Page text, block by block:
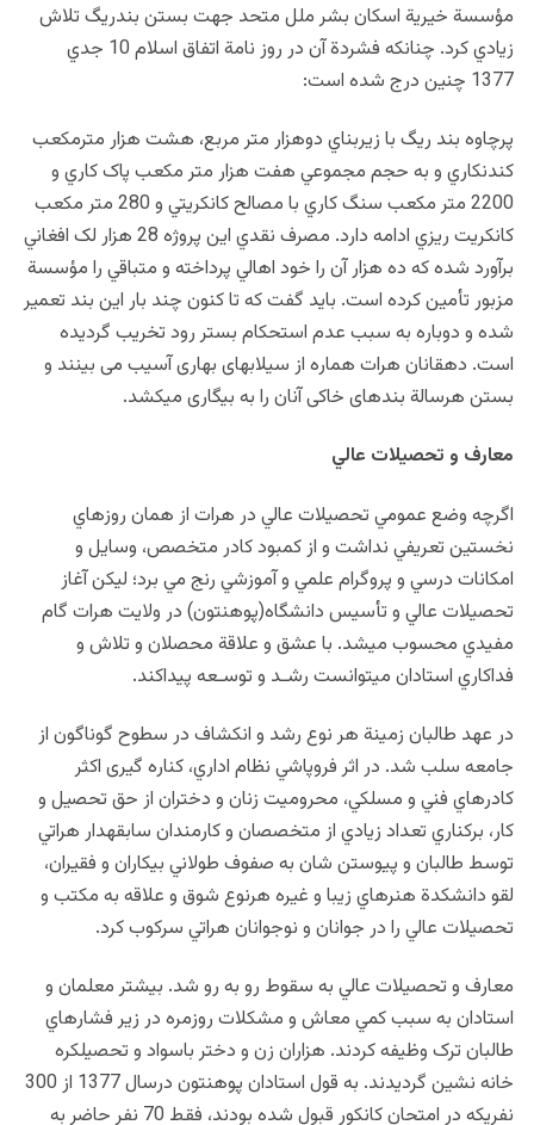
مؤسسة خيرية اسکان بشر ملل متحد جهت بستن بندريگ تلاش
زيادي کرد. چنان‏که فشردة آن در روز نامة اتفاق اسلام 10 جدي
1377 چنين درج شده است:
پرچاوه بند ريگ با زيربناي دوهزار متر مربع، هشت هزار مترمکعب
کندنکاري و به حجم مجموعي هفت هزار متر مکعب پاک کاري و
2200 متر مکعب سنگ کاري با مصالح کانکريتي و 280 متر مکعب
کانکريت ريزي ادامه دارد. مصرف نقدي اين پروژه 28 هزار لک افغاني
برآورد شده که ده هزار آن را خود اهالي پرداخته و متباقي را مؤسسة
مزبور تأمين کرده است. بايد گفت که تا کنون چند بار اين بند تعمير
شده و دوباره به سبب عدم استحکام بستر رود تخريب گرديده
است. دهقانان هرات هماره از سيلاب‏های بهاری آسيب می بينند و
بستن هرسالة بندهای خاکی آنان را به بيگاری می‏کشد.
معارف و تحصيلات عالي
اگرچه وضع عمومي تحصيلات عالي در هرات از همان روزهاي
نخستين تعريفي نداشت و از کمبود کادر متخصص، وسايل و
امکانات درسي و پروگرام علمي و آموزشي رنج مي‏ برد؛ ليکن آغاز
تحصيلات عالي و تأسيس دانشگاه(پوهنتون) در ولايت هرات گام
مفيدي محسوب می‏شد. با عشق و علاقة محصلان و تلاش و
فداکاري استادان مي‏توانست رشـد و توسـعه پيداکند.
در عهد طالبان زمينة هر نوع رشد و انکشاف در سطوح گوناگون از
جامعه سلب شد. در اثر فروپاشي نظام اداري، کناره‏ گيری اکثر
کادرهاي فني و مسلکي، محروميت زنان و دختران از حق تحصيل و
کار، برکناري تعداد زيادي از متخصصان و کارمندان سابقه‏دار هراتي
توسط طالبان و پيوستن شان به صفوف طولاني بيکاران و فقيران،
لقو دانشکدة هنرهاي زيبا و غيره هرنوع شوق و علاقه به مکتب و
تحصيلات عالي را در جوانان و نوجوانان هراتي سرکوب کرد.
معارف و تحصيلات عالي به سقوط رو به رو شد. بيشتر معلمان و
استادان به سبب کمي معاش و مشکلات روزمره در زير فشارهاي
طالبان ترک وظيفه کردند. هزاران زن و دختر باسواد و تحصيلکره
خانه نشين گرديدند. به قول استادان پوهنتون درسال 1377 از 300
نفري‏که در امتحان کانکور قبول شده بودند، فقط 70 نفر حاضر به